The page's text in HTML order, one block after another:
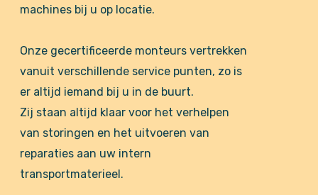
machines bij u op locatie.
Onze gecertificeerde monteurs vertrekken
vanuit verschillende service punten, zo is
er altijd iemand bij u in de buurt.
Zij staan altijd klaar voor het verhelpen
van storingen en het uitvoeren van
reparaties aan uw intern
transportmaterieel.